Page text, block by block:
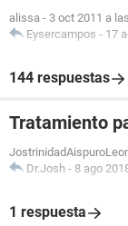
alissa - 3 oct 2011 a
Eysercampos - 17
144 respuestas
Tratamiento
Dr.Josh - 8 ago
1 respuesta